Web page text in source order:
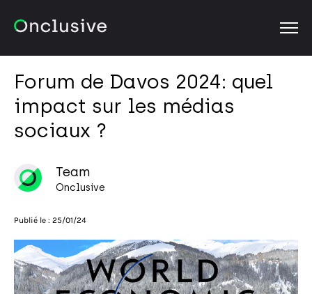
Forum de Davos 2024: quel
impact sur les médias
sociaux ?
Team
Onclusive
Publié le : 25/01/24